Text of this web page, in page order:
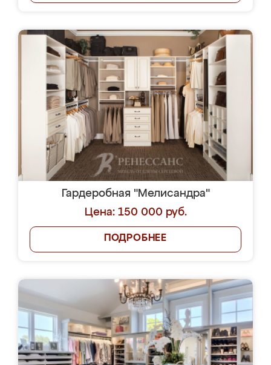
Гардеробная "Мелисандра"
Цена: 150 000 руб.
ПОДРОБНЕЕ